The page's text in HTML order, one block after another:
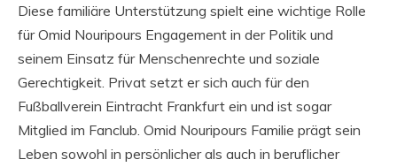
Diese familiäre Unterstützung spielt eine wichtige Rolle
für Omid Nouripours Engagement in der Politik und
seinem Einsatz für Menschenrechte und soziale
Gerechtigkeit. Privat setzt er sich auch für den
Fußballverein Eintracht Frankfurt ein und ist sogar
Mitglied im Fanclub. Omid Nouripours Familie prägt sein
Leben sowohl in persönlicher als auch in beruflicher